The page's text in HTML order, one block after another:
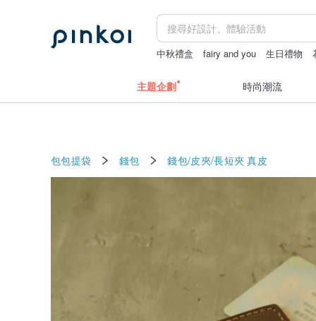
中秋禮盒 fairy and you 生日禮物
主題企劃 時尚潮流
包包提袋 錢包 錢包/皮夾/長短夾 真皮